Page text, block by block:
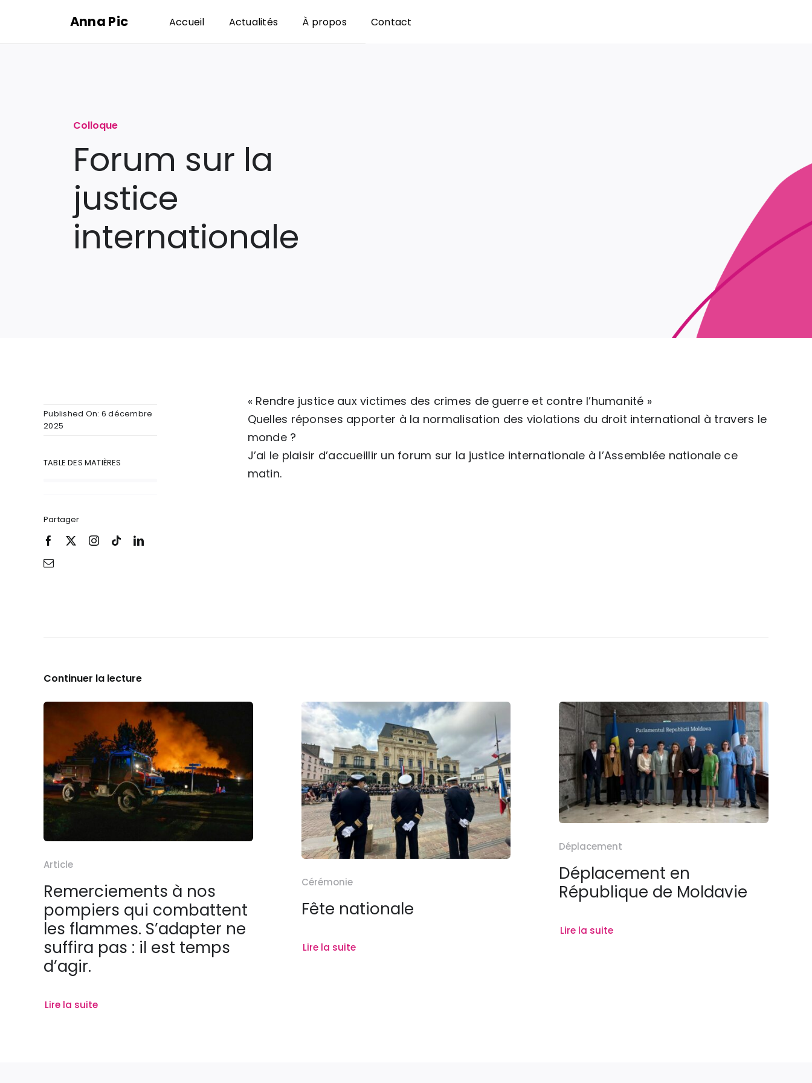
contenu
Anna Pic Accueil Actualités À propos Contact
Colloque
Forum sur la
justice
internationale
Published On: 6 décembre
2025
TABLE DES MATIÈRES
Partager
« Rendre justice aux victimes des crimes de guerre et contre l’humanité »
Quelles réponses apporter à la normalisation des violations du droit international à travers le
monde ?
J’ai le plaisir d’accueillir un forum sur la justice internationale à l’Assemblée nationale ce
matin.
Continuer la lecture
Article
Remerciements à nos
pompiers qui combattent
les flammes. S’adapter ne
suffira pas : il est temps
d’agir.
Lire la suite
Cérémonie
Fête nationale
Lire la suite
Déplacement
Déplacement en
République de Moldavie
Lire la suite